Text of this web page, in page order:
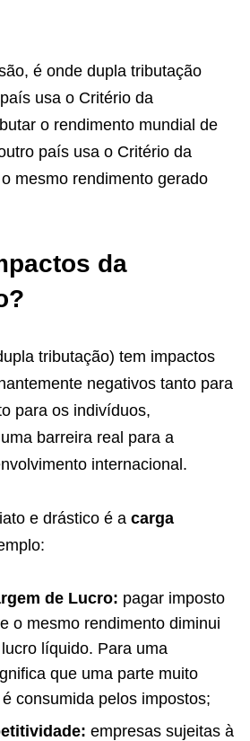
é onde dupla tributação
usa o Critério da
o rendimento mundial de
país usa o Critério da
mesmo rendimento gerado
da
tributação) tem impactos
negativos tanto para
para os indivíduos,
barreira real para a
internacional.
e drástico é a carga
de Lucro: pagar imposto
o mesmo rendimento diminui
líquido. Para uma
que uma parte muito
consumida pelos impostos;
empresas sujeitas à